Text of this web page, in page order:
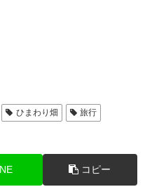
ひまわり畑
旅行
コピー